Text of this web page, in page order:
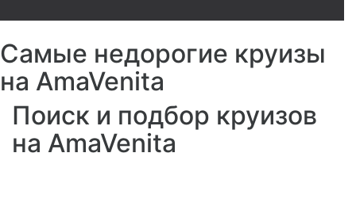
Самые недорогие круизы
на AmaVenita
Поиск и подбор круизов
на AmaVenita